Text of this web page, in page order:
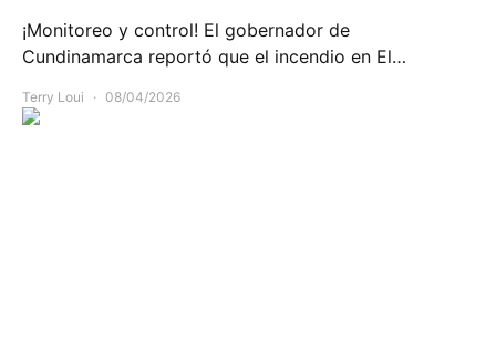
¡Monitoreo y control! El gobernador de
Cundinamarca reportó que el incendio en El…
Terry Loui 08/04/2026